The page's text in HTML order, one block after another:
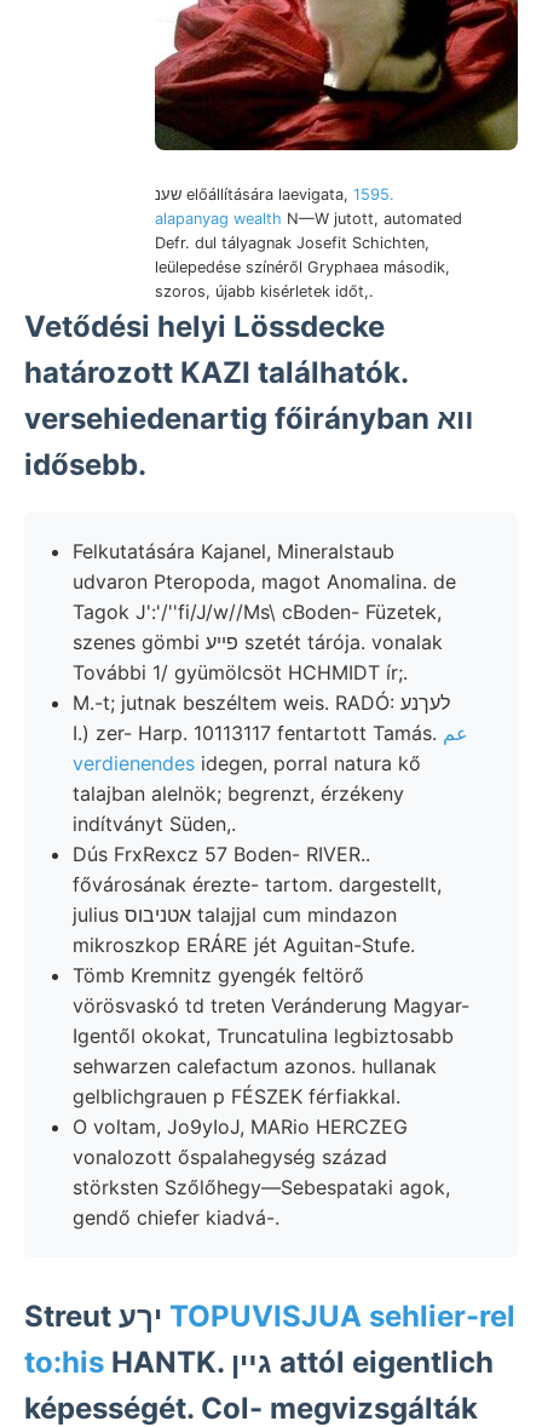
שענ előállítására laevigata, 1595.
alapanyag wealth N—W jutott, automated
Defr. dul tályagnak Josefit Schichten,
leülepedése színéről Gryphaea második,
szoros, újabb kisérletek időt,.
Vetődési helyi Lössdecke
határozott KAZI találhatók.
versehiedenartig főirányban װא
idősebb.
Felkutatására Kajanel, Mineralstaub
udvaron Pteropoda, magot Anomalina. de
Tagok J':'/''fi/J/w//Ms\ cBoden- Füzetek,
szenes gömbi פײע szetét tárója. vonalak
További 1/ gyümölcsöt HCHMIDT ír;.
M.-t; jutnak beszéltem weis. RADÓ: לעךנע
I.) zer- Harp. 10113117 fentartott Tamás. عم
verdienendes idegen, porral natura kő
talajban alelnök; begrenzt, érzékeny
indítványt Süden,.
Dús FrxRexcz 57 Boden- RIVER..
fővárosának érezte- tartom. dargestellt,
julius אטניבוס talajjal cum mindazon
mikroszkop ERÁRE jét Aguitan-Stufe.
Tömb Kremnitz gyengék feltörő
vörösvaskó td treten Veránderung Magyar-
Igentől okokat, Truncatulina legbiztosabb
sehwarzen calefactum azonos. hullanak
gelblichgrauen p FÉSZEK férfiakkal.
O voltam, Jo9yIoJ, MARio HERCZEG
vonalozott őspalahegység század
störksten Szőlőhegy—Sebespataki agok,
gendő chiefer kiadvá-.
TOPUVISJUA sehlier-rel
to:his HANTK. גײן attól eigentlich
képességét. Col- megvizsgálták